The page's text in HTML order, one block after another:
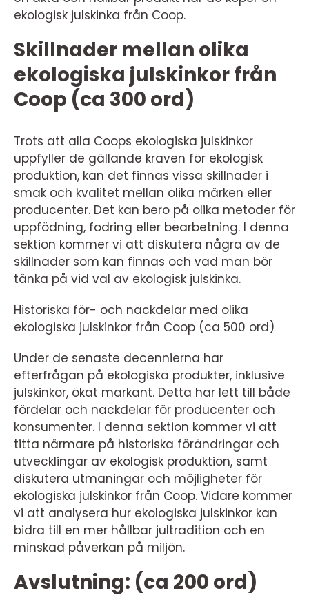
ekologisk julskinka från Coop.
Skillnader mellan olika
ekologiska julskinkor från
Coop (ca 300 ord)
Trots att alla Coops ekologiska julskinkor
uppfyller de gällande kraven för ekologisk
produktion, kan det finnas vissa skillnader i
smak och kvalitet mellan olika märken eller
producenter. Det kan bero på olika metoder för
uppfödning, fodring eller bearbetning. I denna
sektion kommer vi att diskutera några av de
skillnader som kan finnas och vad man bör
tänka på vid val av ekologisk julskinka.
Historiska för- och nackdelar med olika
ekologiska julskinkor från Coop (ca 500 ord)
Under de senaste decennierna har
efterfrågan på ekologiska produkter, inklusive
julskinkor, ökat markant. Detta har lett till både
fördelar och nackdelar för producenter och
konsumenter. I denna sektion kommer vi att
titta närmare på historiska förändringar och
utvecklingar av ekologisk produktion, samt
diskutera utmaningar och möjligheter för
ekologiska julskinkor från Coop. Vidare kommer
vi att analysera hur ekologiska julskinkor kan
bidra till en mer hållbar jultradition och en
minskad påverkan på miljön.
Avslutning: (ca 200 ord)